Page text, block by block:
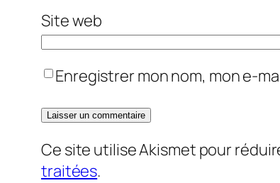
Site web
Enregistrer mon nom, mon e-
Ce site utilise Akismet pour
traitées.